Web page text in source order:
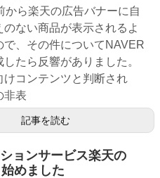
から楽天の広告バナーに自
のない商品が表示されるよ
で、その件についてNAVER
したら反響がありました。
けコンテンツと判断され
非表
記事を読む
ョンサービス楽天の
始めました